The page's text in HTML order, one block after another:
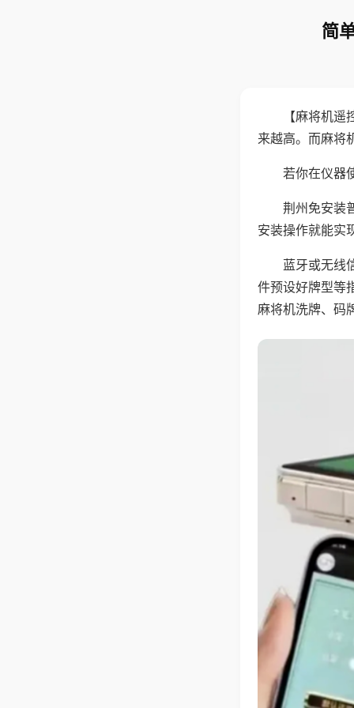
简
【麻将机
来越高。而麻将
若你在仪器
荆州免安装
安装操作就能实
蓝牙或无线
件预设好牌型等
麻将机洗牌、码